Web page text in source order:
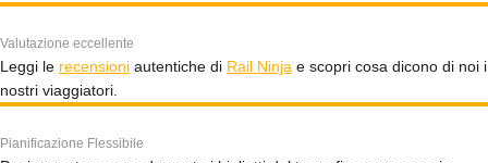
Valutazione eccellente
Leggi le recensioni autentiche di Rail Ninja e scopri cosa dicono di noi i
nostri viaggiatori.
Pianificazione Flessibile